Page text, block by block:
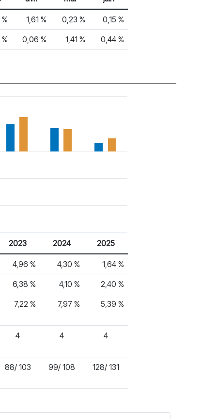
1,61 % 0,23 % 0,15 %
0,06 % 1,41 % 0,44 %
2023 2024 2025
4,96 % 4,30 % 1,64 %
6,38 % 4,10 % 2,40 %
7,22 % 7,97 % 5,39 %
4 4 4
88/ 103 99/ 108 128/ 131